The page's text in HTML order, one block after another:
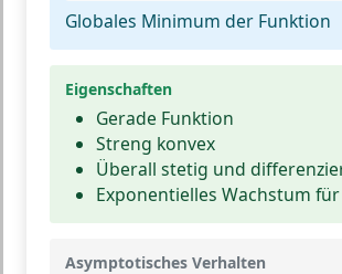
Globales Minimum der Funktion
Eigenschaften
Gerade Funktion
Streng konvex
Überall stetig und
Exponentielles Wachstum
Asymptotisches Verhalten